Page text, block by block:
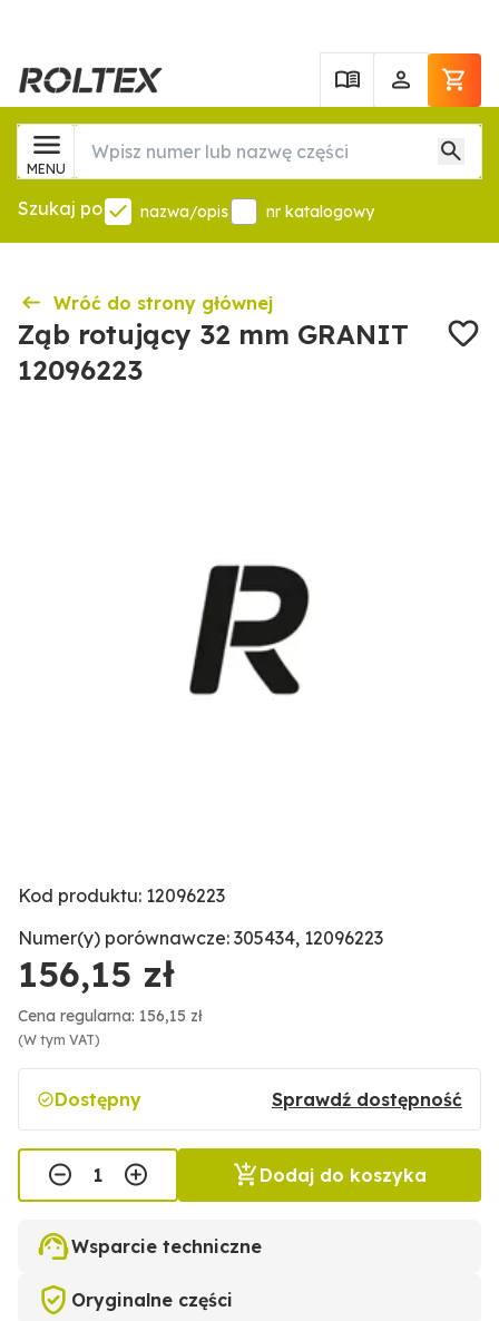
MENU
Szukaj po nazwa/opis nr katalogowy
Wróć do strony głównej
Ząb rotujący 32 mm GRANIT
12096223
Kod produktu: 12096223
Numer(y) porównawcze: 305434, 12096223
156,15 zł
Cena regularna: 156,15 zł
(W tym VAT)
Dostępny Sprawdź dostępność
Dodaj do koszyka
Wsparcie techniczne
Oryginalne części